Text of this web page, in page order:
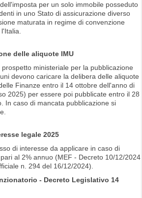
per un solo immobile posseduto
in uno Stato di assicurazione diverso
maturata in regime di convenzione
delle aliquote IMU
ministeriale per la pubblicazione
devono caricare la delibera delle aliquote
Finanze entro il 14 ottobre dell'anno di
2025) per essere poi pubblicate entro il 28
In caso di mancata pubblicazione si
legale 2025
di interesse da applicare in caso di
al 2% annuo (MEF - Decreto 10/12/2024
n. 294 del 16/12/2024).
- Decreto Legislativo 14